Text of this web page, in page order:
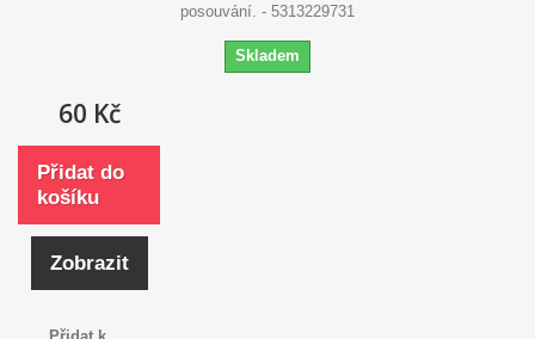
posouvání. - 5313229731
Skladem
60 Kč
Přidat do
košíku
Zobrazit